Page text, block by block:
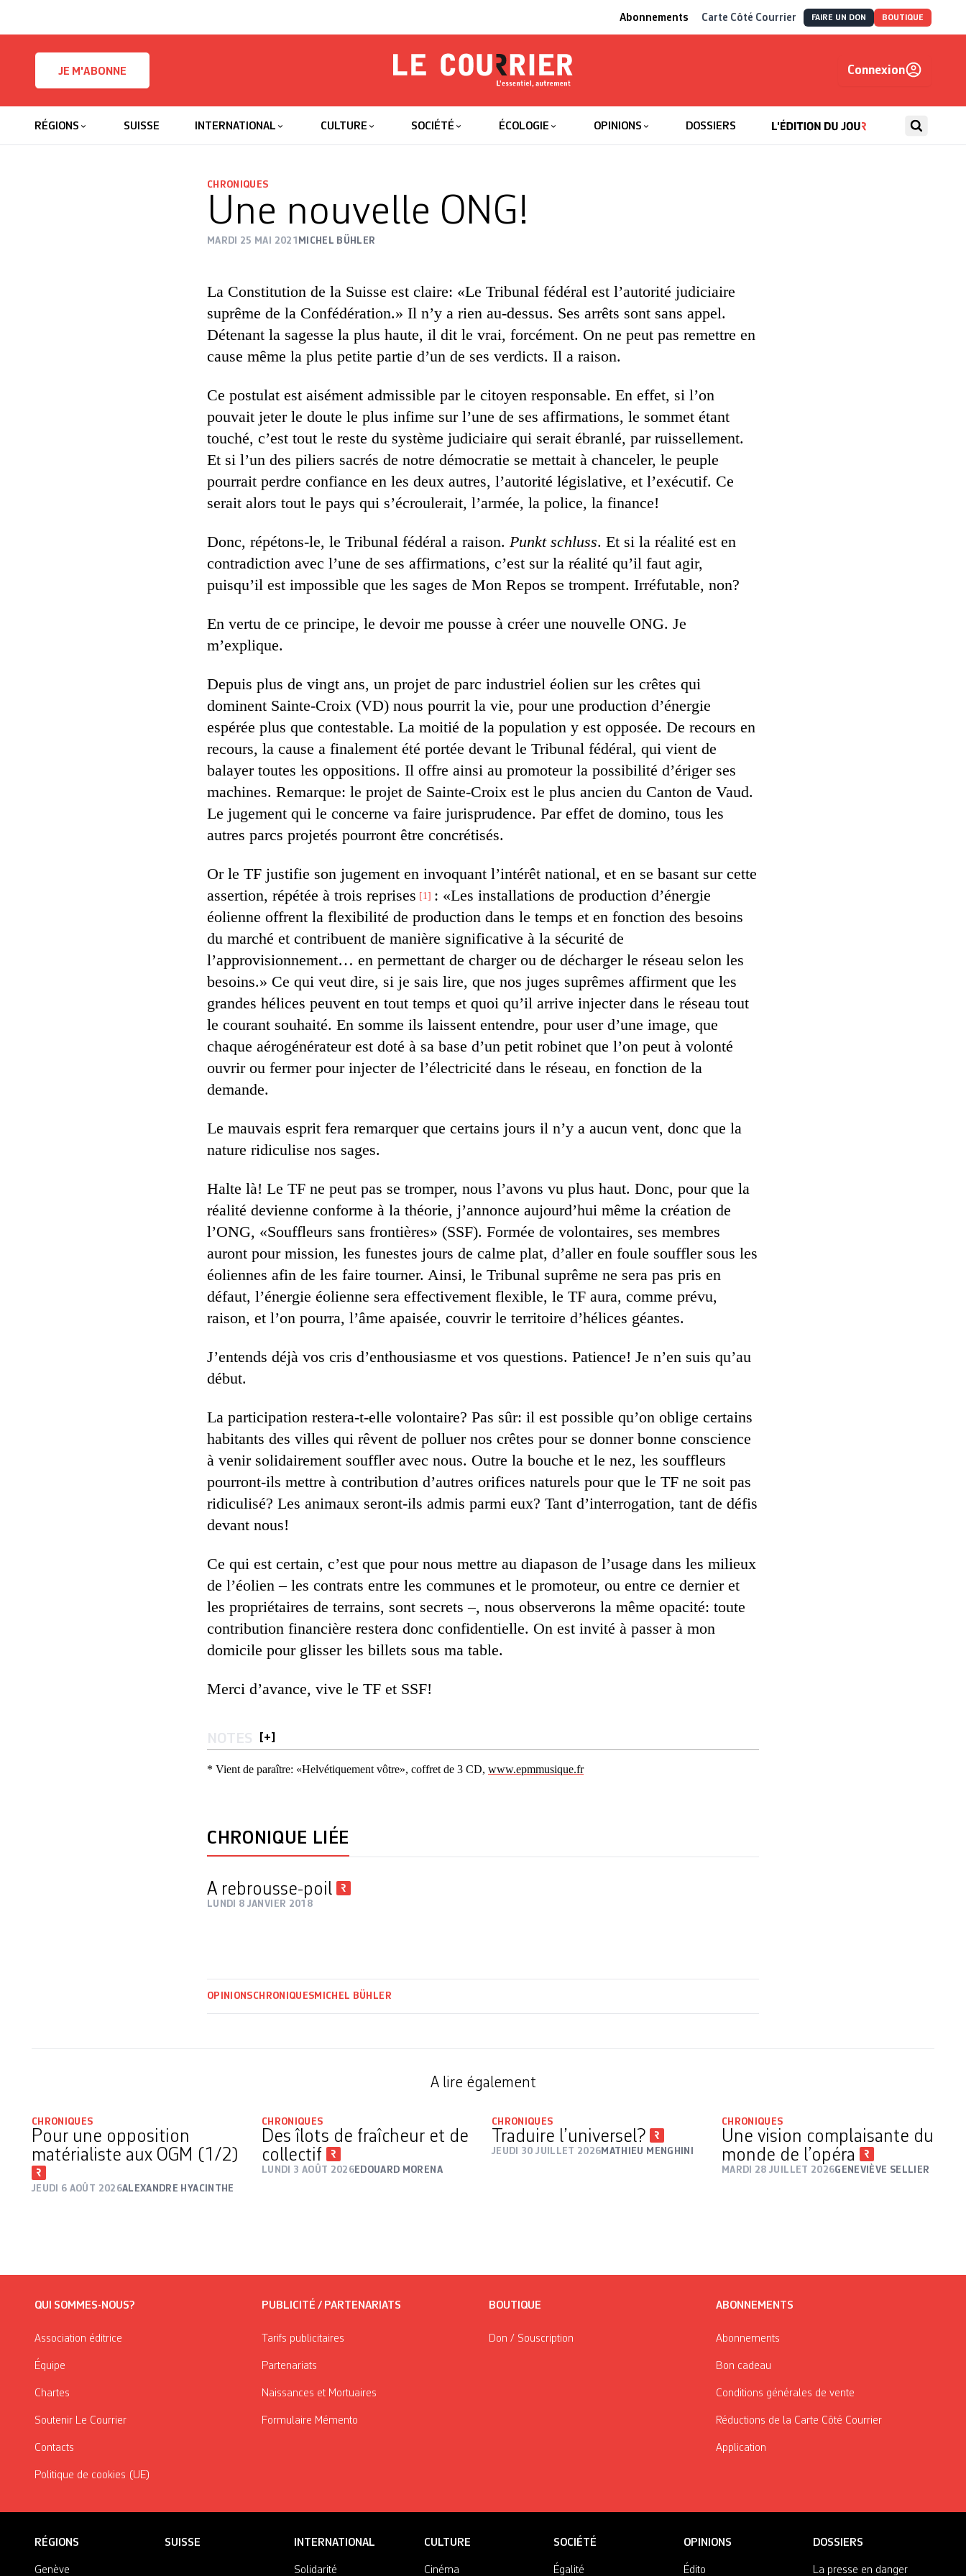
Abonnements Carte Côté Courrier FAIRE UN DON BOUTIQUE
JE M'ABONNE
Le Courrier
Connexion
RÉGIONS SUISSE INTERNATIONAL CULTURE SOCIÉTÉ ÉCOLOGIE OPINIONS DOSSIERS
CHRONIQUES
Une nouvelle ONG!
MARDI 25 MAI 2021 MICHEL BÜHLER
La Constitution de la Suisse est claire: «Le Tribunal fédéral est l’autorité judiciaire
suprême de la Confédération.» Il n’y a rien au-dessus. Ses arrêts sont sans appel.
Détenant la sagesse la plus haute, il dit le vrai, forcément. On ne peut pas remettre en
cause même la plus petite partie d’un de ses verdicts. Il a raison.
Ce postulat est aisément admissible par le citoyen responsable. En effet, si l’on
pouvait jeter le doute le plus infime sur l’une de ses affirmations, le sommet étant
touché, c’est tout le reste du système judiciaire qui serait ébranlé, par ruissellement.
Et si l’un des piliers sacrés de notre démocratie se mettait à chanceler, le peuple
pourrait perdre confiance en les deux autres, l’autorité législative, et l’exécutif. Ce
serait alors tout le pays qui s’écroulerait, l’armée, la police, la finance!
Donc, répétons-le, le Tribunal fédéral a raison. Punkt schluss. Et si la réalité est en
contradiction avec l’une de ses affirmations, c’est sur la réalité qu’il faut agir,
puisqu’il est impossible que les sages de Mon Repos se trompent. Irréfutable, non?
En vertu de ce principe, le devoir me pousse à créer une nouvelle ONG. Je
m’explique.
Depuis plus de vingt ans, un projet de parc industriel éolien sur les crêtes qui
dominent Sainte-Croix (VD) nous pourrit la vie, pour une production d’énergie
espérée plus que contestable. La moitié de la population y est opposée. De recours en
recours, la cause a finalement été portée devant le Tribunal fédéral, qui vient de
balayer toutes les oppositions. Il offre ainsi au promoteur la possibilité d’ériger ses
machines. Remarque: le projet de Sainte-Croix est le plus ancien du Canton de Vaud.
Le jugement qui le concerne va faire jurisprudence. Par effet de domino, tous les
autres parcs projetés pourront être concrétisés.
Or le TF justifie son jugement en invoquant l’intérêt national, et en se basant sur cette
assertion, répétée à trois reprises
1
: «Les installations de production d’énergie
éolienne offrent la flexibilité de production dans le temps et en fonction des besoins
du marché et contribuent de manière significative à la sécurité de
l’approvisionnement… en permettant de charger ou de décharger le réseau selon les
besoins.» Ce qui veut dire, si je sais lire, que nos juges suprêmes affirment que les
grandes hélices peuvent en tout temps et quoi qu’il arrive injecter dans le réseau tout
le courant souhaité. En somme ils laissent entendre, pour user d’une image, que
chaque aérogénérateur est doté à sa base d’un petit robinet que l’on peut à volonté
ouvrir ou fermer pour injecter de l’électricité dans le réseau, en fonction de la
demande.
Le mauvais esprit fera remarquer que certains jours il n’y a aucun vent, donc que la
nature ridiculise nos sages.
Halte là! Le TF ne peut pas se tromper, nous l’avons vu plus haut. Donc, pour que la
réalité devienne conforme à la théorie, j’annonce aujourd’hui même la création de
l’ONG, «Souffleurs sans frontières» (SSF). Formée de volontaires, ses membres
auront pour mission, les funestes jours de calme plat, d’aller en foule souffler sous les
éoliennes afin de les faire tourner. Ainsi, le Tribunal suprême ne sera pas pris en
défaut, l’énergie éolienne sera effectivement flexible, le TF aura, comme prévu,
raison, et l’on pourra, l’âme apaisée, couvrir le territoire d’hélices géantes.
J’entends déjà vos cris d’enthousiasme et vos questions. Patience! Je n’en suis qu’au
début.
La participation restera-t-elle volontaire? Pas sûr: il est possible qu’on oblige certains
habitants des villes qui rêvent de polluer nos crêtes pour se donner bonne conscience
à venir solidairement souffler avec nous. Outre la bouche et le nez, les souffleurs
pourront-ils mettre à contribution d’autres orifices naturels pour que le TF ne soit pas
ridiculisé? Les animaux seront-ils admis parmi eux? Tant d’interrogation, tant de défis
devant nous!
Ce qui est certain, c’est que pour nous mettre au diapason de l’usage dans les milieux
de l’éolien – les contrats entre les communes et le promoteur, ou entre ce dernier et
les propriétaires de terrains, sont secrets –, nous observerons la même opacité: toute
contribution financière restera donc confidentielle. On est invité à passer à mon
domicile pour glisser les billets sous ma table.
Merci d’avance, vive le TF et SSF!
NOTES [+]
* Vient de paraître: «Helvétiquement vôtre», coffret de 3 CD, www.epmmusique.fr
CHRONIQUE LIÉE
A rebrousse-poil
LUNDI 8 JANVIER 2018
OPINIONSCHRONIQUES MICHEL BÜHLER
A lire également
CHRONIQUES
Pour une opposition
matérialiste aux OGM (1/2)
JEUDI 6 AOÛT 2026ALEXANDRE HYACINTHE
CHRONIQUES
Des îlots de fraîcheur et de
collectif
LUNDI 3 AOÛT 2026EDOUARD MORENA
CHRONIQUES
Traduire l’universel?
JEUDI 30 JUILLET 2026 MATHIEU MENGHINI
CHRONIQUES
Une vision complaisante du
monde de l’opéra
MARDI 28 JUILLET 2026GENEVIÈVE SELLIER
QUI SOMMES-NOUS?
Association éditrice
Équipe
Chartes
Soutenir Le Courrier
Contacts
Politique de cookies (UE)
PUBLICITÉ / PARTENARIATS
Tarifs publicitaires
Partenariats
Naissances et Mortuaires
Formulaire Mémento
BOUTIQUE
Don / Souscription
ABONNEMENTS
Abonnements
Bon cadeau
Conditions générales de vente
Réductions de la Carte Côté Courrier
Application
RÉGIONS
Genève
SUISSE INTERNATIONAL
Solidarité
CULTURE
Cinéma
SOCIÉTÉ
Égalité
OPINIONS
Édito
DOSSIERS
La presse en danger